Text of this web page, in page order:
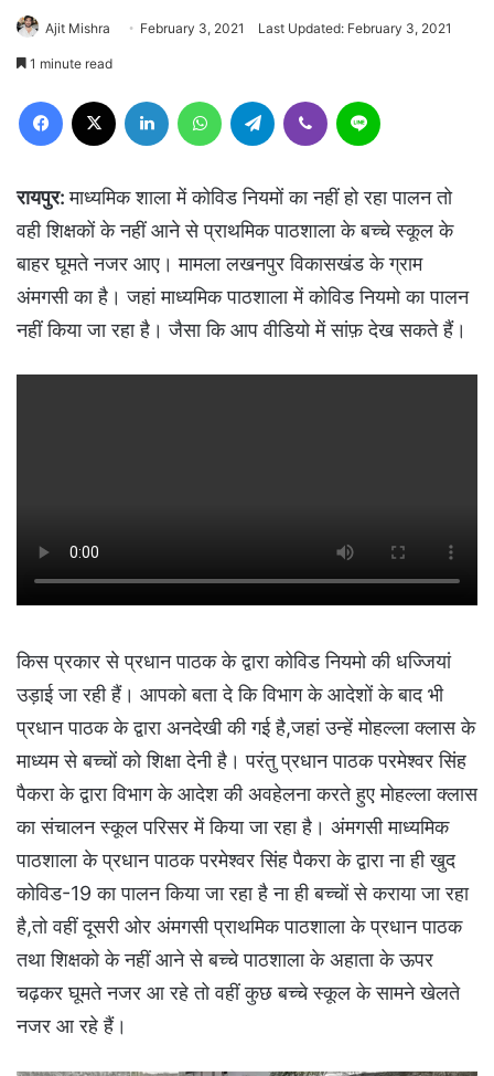
Ajit Mishra February 3, 2021 Last Updated: February 3, 2021
1 minute read
Facebook LinkedIn WhatsAppTelegram Viber
रायपुर:माध्यमिक शाला में कोविड नियमों का नहीं हो रहा पालन तो
वही शिक्षकों के नहीं आने से प्राथमिक पाठशाला के बच्चे स्कूल के
बाहर घूमते नजर आए। मामला लखनपुर विकासखंड के ग्राम
अंमगसी का है। जहां माध्यमिक पाठशाला में कोविड नियमो का पालन
नहीं किया जा रहा है। जैसा कि आप वीडियो में सांफ़ देख सकते हैं।
किस प्रकार से प्रधान पाठक के द्वारा कोविड नियमो की धज्जियां
उड़ाई जा रही हैं। आपको बता दे कि विभाग के आदेशों के बाद भी
प्रधान पाठक के द्वारा अनदेखी की गई है,जहां उन्हें मोहल्ला क्लास के
माध्यम से बच्चों को शिक्षा देनी है। परंतु प्रधान पाठक परमेश्वर सिंह
पैकरा के द्वारा विभाग के आदेश की अवहेलना करते हुए मोहल्ला क्लास
का संचालन स्कूल परिसर में किया जा रहा है। अंमगसी माध्यमिक
पाठशाला के प्रधान पाठक परमेश्वर सिंह पैकरा के द्वारा ना ही खुद
कोविड-19 का पालन किया जा रहा है ना ही बच्चों से कराया जा रहा
है,तो वहीं दूसरी ओर अंमगसी प्राथमिक पाठशाला के प्रधान पाठक
तथा शिक्षको के नहीं आने से बच्चे पाठशाला के अहाता के ऊपर
चढ़कर घूमते नजर आ रहे तो वहीं कुछ बच्चे स्कूल के सामने खेलते
नजर आ रहे हैं।